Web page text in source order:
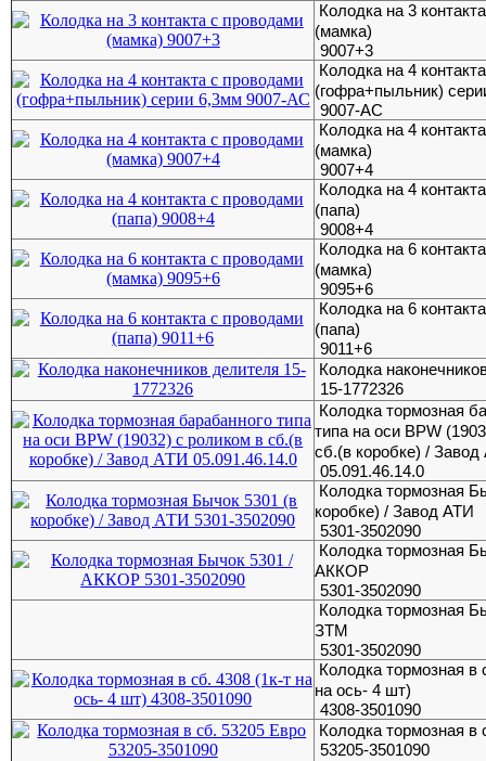
Колодка на 3
(мамка)
9007+3
Колодка на 4
(гофра+пыльник)
9007-АС
Колодка на 4
(мамка)
9007+4
Колодка на 4
(папа)
9008+4
Колодка на 6
(мамка)
9095+6
Колодка на 6
(папа)
9011+6
Колодка
15-1772326
Колодка тормозная
типа на оси BPW
сб.(в коробке) /
05.091.46.14.0
Колодка тормозная
коробке) / Завод АТИ
5301-3502090
Колодка тормозная
АККОР
5301-3502090
Колодка тормозная
ЗТМ
5301-3502090
Колодка тормозная в
на ось- 4 шт)
4308-3501090
Колодка тормозная в
53205-3501090